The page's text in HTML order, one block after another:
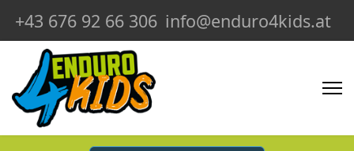
+43 676 92 66 306 info@enduro4kids.at